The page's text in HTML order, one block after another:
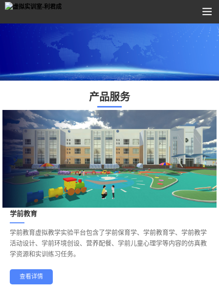
产品服务
学前教育
——
学前教育虚拟教学实验平台包含了学前保育学、学前教育学、学前教学
活动设计、学前环境创设、营养配餐、学前儿童心理学等内容的仿真教
学资源和实训练习任务。
查看详情